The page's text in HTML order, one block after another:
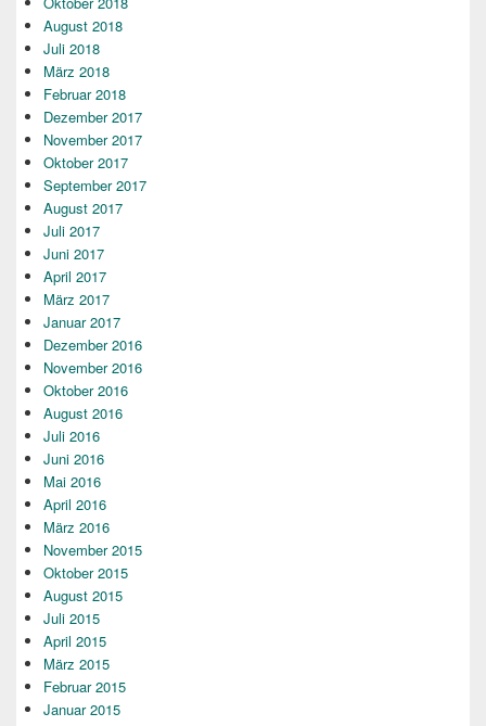
August 2018
Juli 2018
März 2018
Februar 2018
Dezember 2017
November 2017
Oktober 2017
September 2017
August 2017
Juli 2017
Juni 2017
April 2017
März 2017
Januar 2017
Dezember 2016
November 2016
Oktober 2016
August 2016
Juli 2016
Juni 2016
Mai 2016
April 2016
März 2016
November 2015
Oktober 2015
August 2015
Juli 2015
April 2015
März 2015
Februar 2015
Januar 2015